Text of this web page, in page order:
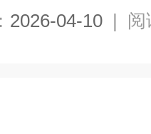
2026-04-10 | 阅